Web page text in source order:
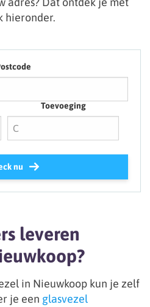
hieronder.
Toevoeging
nu
leveren
in Nieuwkoop kun je zelf
je een glasvezel